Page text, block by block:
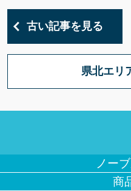
古い記事を見る
県北エリ
ノー
商